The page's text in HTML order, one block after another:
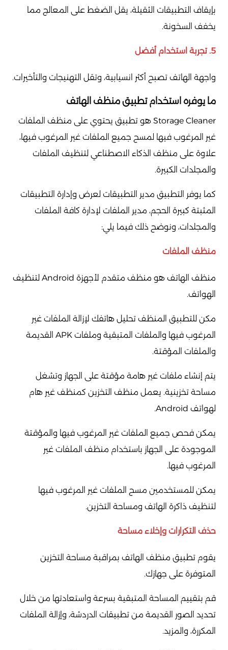
بإيقاف التطبيقات الثقيلة، يقل الضغط على المعالج مما
يخفف السخونة.
5. تجربة استخدام أفضل
واجهة الهاتف تصبح أكثر انسيابية، وتقل التهنيجات والتأخيرات.
ما يوفره استخدام تطبيق منظف الهاتف
Storage Cleaner هو تطبيق يحتوي على منظف الملفات
غير المرغوب فيها لمسح جميع الملفات غير المرغوب فيها،
علاوة على منظف الذكاء الاصطناعي لتنظيف الملفات
والمجلدات الكبيرة.
كما يوفر التطبيق مدير التطبيقات لعرض وإدارة التطبيقات
المثبتة كبيرة الحجم، مدير الملفات لإدارة كافة الملفات
والمجلدات، ونوضح ذلك فيما يلي:
منظف الملفات
منظف الهاتف هو منظف متقدم لأجهزة Android لتنظيف
الهواتف.
مكن للتطبيق المنظف تحليل هاتفك لإزالة الملفات غير
المرغوب فيها والملفات المتبقية وملفات APK القديمة
والملفات المؤقتة.
يتم إنشاء ملفات غير هامة مؤقتة على الجهاز وتشغل
مساحة تخزينية. يعمل منظف التخزين كمنظف غير هام
لهواتف Android.
يمكن فحص جميع الملفات غير المرغوب فيها والمؤقتة
الموجودة على الجهاز باستخدام منظف الملفات غير
المرغوب فيها.
يمكن للمستخدمين مسح الملفات غير المرغوب فيها
لتنظيف ذاكرة الهاتف ومساحة التخزين.
حذف التكرارات وإخلاء مساحة
يقوم تطبيق منظف الهاتف بمراقبة مساحة التخزين
المتوفرة على جهازك.
قم بتقييم المساحة المتبقية بسرعة واستعادتها من خلال
تحديد الصور القديمة من تطبيقات الدردشة، وإزالة الملفات
المكررة، والمزيد.